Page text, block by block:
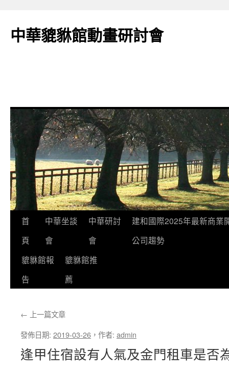
主
中華貔貅館動畫研討會
首
頁
中華坐談
會
中華研討
會
建和國際2025年最新商業
公司趨勢
貔貅館報
告
貔貅館推
薦
← 上一篇文章
發佈日期: 2019-03-26 ， 作者: admin
逢甲住宿設有人氣及金門租車是否